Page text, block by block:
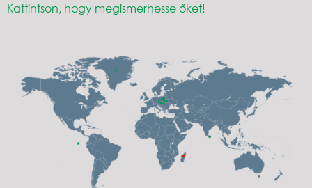
Kattintson, hogy megismerhesse őket!